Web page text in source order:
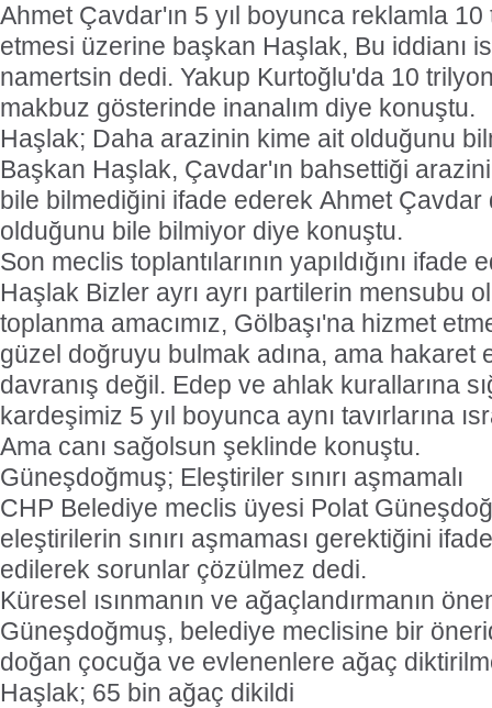
Ahmet Çavdar'ın 5 yıl boyunca reklamla 10
etmesi üzerine başkan Haşlak, Bu iddianı
namertsin dedi. Yakup Kurtoğlu'da 10
makbuz gösterinde inanalım diye konuştu.
Haşlak; Daha arazinin kime ait olduğunu
Başkan Haşlak, Çavdar'ın bahsettiği
bile bilmediğini ifade ederek Ahmet
olduğunu bile bilmiyor diye konuştu.
Son meclis toplantılarının yapıldığını ifade
Haşlak Bizler ayrı ayrı partilerin mensubu
toplanma amacımız, Gölbaşı'na hizmet
güzel doğruyu bulmak adına, ama hakaret
davranış değil. Edep ve ahlak kurallarına
kardeşimiz 5 yıl boyunca aynı tavırlarına
Ama canı sağolsun şeklinde konuştu.
Güneşdoğmuş; Eleştiriler sınırı aşmamalı
CHP Belediye meclis üyesi Polat
eleştirilerin sınırı aşmaması gerektiğini
edilerek sorunlar çözülmez dedi.
Küresel ısınmanın ve ağaçlandırmanın
Güneşdoğmuş, belediye meclisine bir
doğan çocuğa ve evlenenlere ağaç
Haşlak; 65 bin ağaç dikildi